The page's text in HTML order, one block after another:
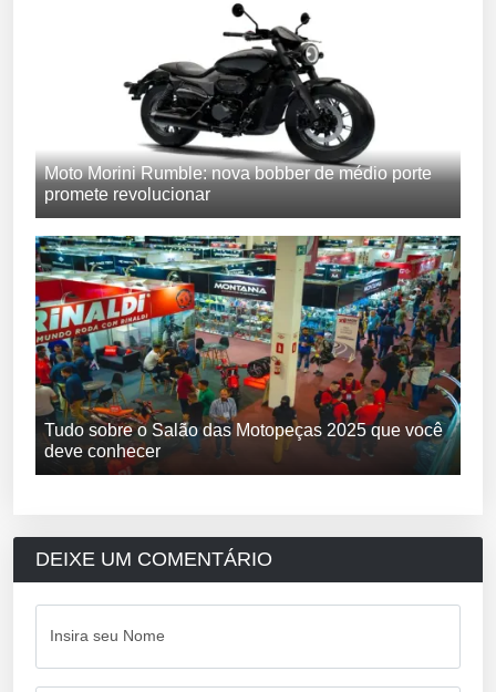
Moto Morini Rumble: nova bobber de médio porte
promete revolucionar
Tudo sobre o Salão das Motopeças 2025 que você
deve conhecer
DEIXE UM COMENTÁRIO
Insira seu Nome